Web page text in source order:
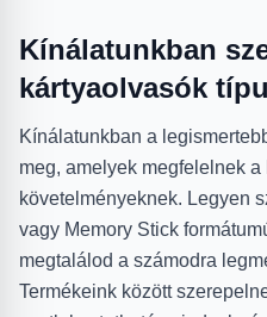
Kínálatunkban
kártyaolvasók
Kínálatunkban a
meg, amelyek megfelelnek
követelményeknek. Legyen
vagy Memory Stick
megtalálod a számodra
Termékeink között